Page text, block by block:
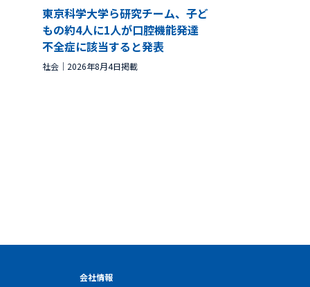
東京科学大学ら研究チーム、子ど
もの約4人に1人が口腔機能発達
不全症に該当すると発表
社会 2026年8月4日掲載
会社情報